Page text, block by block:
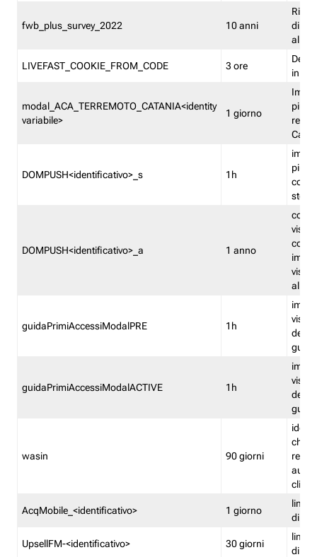
fwb_plus_survey_2022 10 anni
di
LIVEFAST_COOKIE_FROM_CODE 3 ore
in
modal_ACA_TERREMOTO_CATANIA<identity
variabile>
1 giorno
più
DOMPUSH<identificativo>_s 1h
più
DOMPUSH<identificativo>_a 1 anno
guidaPrimiAccessiModalPRE 1h
della
guidaPrimiAccessiModalACTIVE 1h
della
wasin 90 giorni
che
rete
clienti
AcqMobile_<identificativo> 1 giorno
limita
di
UpsellFM-<identificativo> 30 giorni
limita
di